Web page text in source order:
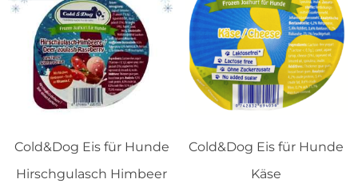
Cold&Dog Eis für Hunde
Hirschgulasch Himbeer
Cold&Dog Eis für Hunde
Käse